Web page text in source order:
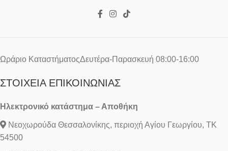
Ωράριο ΚαταστήματοςΔευτέρα-Παρασκευή 08:00-16:00
ΣΤΟΙΧΕΊΑ ΕΠΙΚΟΙΝΩΝΊΑΣ
Ηλεκτρονικό κατάστημα – Αποθήκη
Νεοχωρούδα Θεσσαλονίκης, περιοχή Αγίου Γεωργίου, ΤΚ
54500